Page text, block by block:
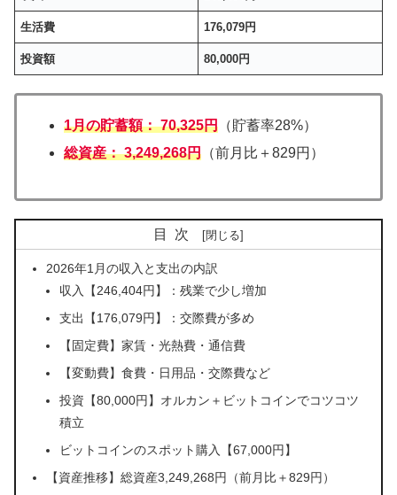
生活費 176,079円
投資額 80,000円
1月の貯蓄額：70,325円 （貯蓄率28%）
総資産：3,249,268円 （前月比＋829円）
目次
2026年1月の収入と支出の内訳
収入【246,404円】：残業で少し増加
支出【176,079円】：交際費が多め
【固定費】家賃・光熱費・通信費
【変動費】食費・日用品・交際費など
投資【80,000円】オルカン＋ビットコインでコツコツ
積立
ビットコインのスポット購入【67,000円】
【資産推移】総資産3,249,268円（前月比＋829円）